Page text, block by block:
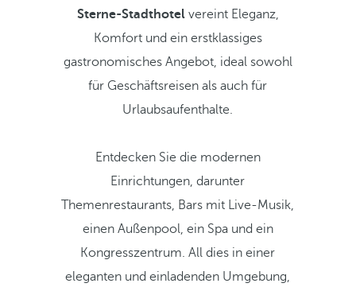
Sterne-Stadthotelvereint Eleganz,
Komfort und ein erstklassiges
gastronomisches Angebot, ideal sowohl
für Geschäftsreisen als auch für
Urlaubsaufenthalte.
Entdecken Sie die modernen
Einrichtungen, darunter
Themenrestaurants, Bars mit Live-Musik,
einen Außenpool, ein Spa und ein
Kongresszentrum. All dies in einer
eleganten und einladenden Umgebung,